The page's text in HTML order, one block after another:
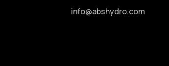
info@abshydro.com